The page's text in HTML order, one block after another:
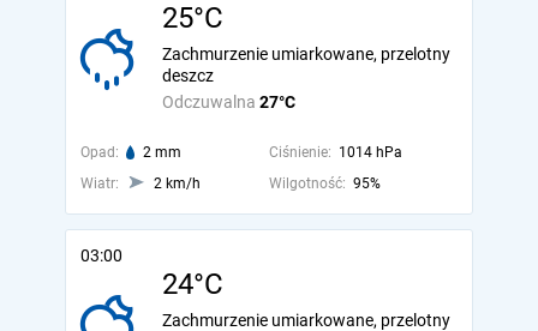
25°C
Odczuwalna 27°C
Zachmurzenie umiarkowane, przelotny
deszcz
Opad: 2 mm Ciśnienie: 1014 hPa
Wiatr:
2 km/h Wilgotność: 95%
03:00
24°C
Zachmurzenie umiarkowane, przelotny